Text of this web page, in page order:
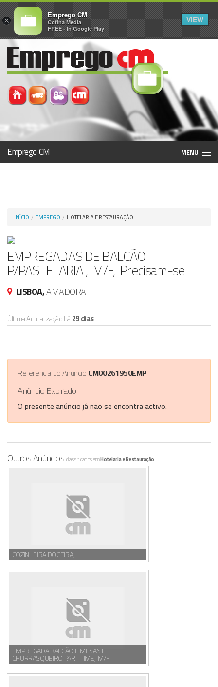
Emprego CM MENU
INÍCIO EMPREGO HOTELARIA E RESTAURAÇÃO
EMPREGADAS DE BALCÃO
P/PASTELARIA , M/F, Precisam-se
LISBOA,AMADORA
Última Actualização há29 dias
Referência do Anúncio CM00261950EMP
Anúncio Expirado
O presente anúncio já não se encontra activo.
Outros Anúncios classificados emHotelaria e Restauração
COZINHEIRA DOCEIRA,
EMPREGADA BALCÃO E MESAS E
CHURRASQUEIRO PART-TIME, M/F,
×
Emprego CM
Cofina Media
FREE - In Google Play
VIEW